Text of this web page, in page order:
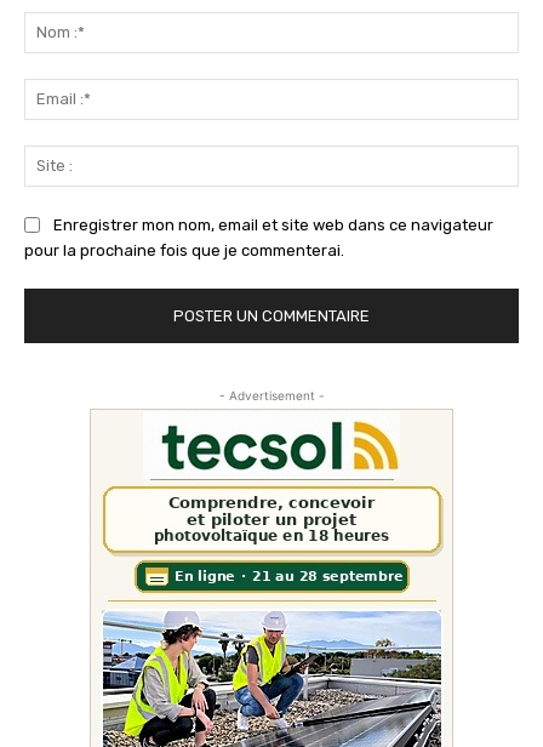
Enregistrer mon nom, email et site web dans ce navigateur
pour la prochaine fois que je commenterai.
- Advertisement -